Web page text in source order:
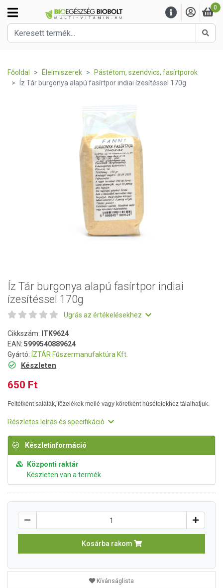
0
Főoldal Élelmiszerek
Pástétom, szendvics, fasírtporok
Íz Tár burgonya alapú fasírtpor indiai ízesítéssel 170g
Íz Tár burgonya alapú fasírtpor indiai
ízesítéssel 170g
Ugrás az értékelésekhez
Cikkszám: ITK9624
EAN: 5999540889624
Gyártó: ÍZTÁR Fűszermanufaktúra Kft.
Készleten
650 Ft
Feltétként saláták, főzelékek mellé vagy köretként húsételekhez tálalhatjuk.
Részletes leírás és specifikáció
Készletinformáció
Központi raktár
Készleten van a termék
Kosárba rakom
Kívánságlista